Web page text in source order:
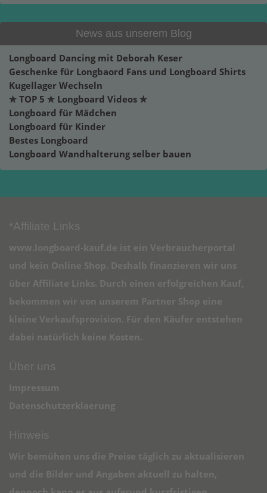
News aus unserem Blog
Longboard Dancing mit Deborah Keser
Geschenke für Longbaord Fans und Longboard Shirts
Kugellager Wechseln
✮ TOP 5 ✮ Longboard Videos ✮
Longboard für Mädchen
Longboard für Kinder
Bestes Longboard
Longboard Wandhalterung selber bauen
*Affiliate Links
www.longboard-kauf.de ist ein Verbraucherportal
und kein Online Shop. Deshalb finanzieren wir uns
über Affiliate Links. Durch einen erfolgreichen Kauf,
bekommen wir von unserem Partner Shop eine
kleine Verkaufsprovision. Für den Käufer entstehen
dabei natürlich keine Kosten.
Über uns
Impressum
Datenschutzerklaerung
Hinweis
Wir bemühen uns die Preise täglich zu aktualisieren
und die Bilder und Angaben aktuell zu halten,